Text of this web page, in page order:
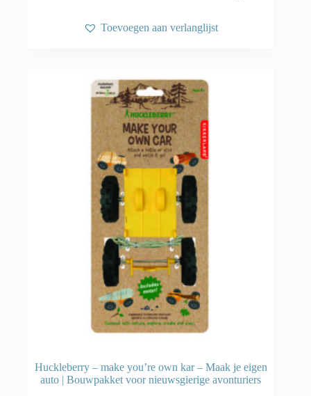
Toevoegen aan verlanglijst
Huckleberry – make you’re own kar – Maak je eigen
auto | Bouwpakket voor nieuwsgierige avonturiers